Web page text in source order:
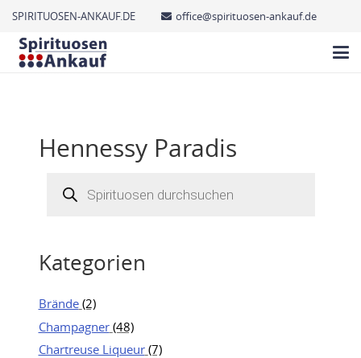
SPIRITUOSEN-ANKAUF.DE office@spirituosen-ankauf.de
Hennessy Paradis
search
Kategorien
Brände (2)
Champagner (48)
Chartreuse Liqueur (7)